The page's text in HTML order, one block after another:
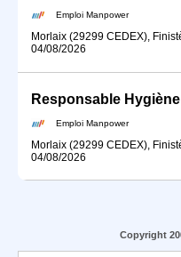
Emploi Manpower
Morlaix (29299 CEDEX),
04/08/2026
Emploi Manpower
Morlaix (29299 CEDEX),
04/08/2026
Copyright